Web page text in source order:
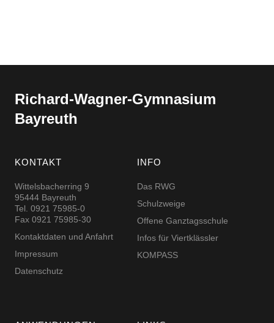
Richard-​​Wagner-​​Gymnasium
Bayreuth
KONTAKT
Wittelsbacherring 9
95444 Bayreuth
Tel. 0921 75985-0
Fax 0921 75985-30
Kontaktdaten und Anfahrt
Impressum
Datenschutz
INFO
Das RWG
Schulzweige
Offene Ganztagsschule
Infos für Viertklässler
KOMPASS